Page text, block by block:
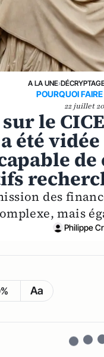
A LA UNE›
POURQUOI
22 juillet
le
été
des
mais
Philippe
Aa